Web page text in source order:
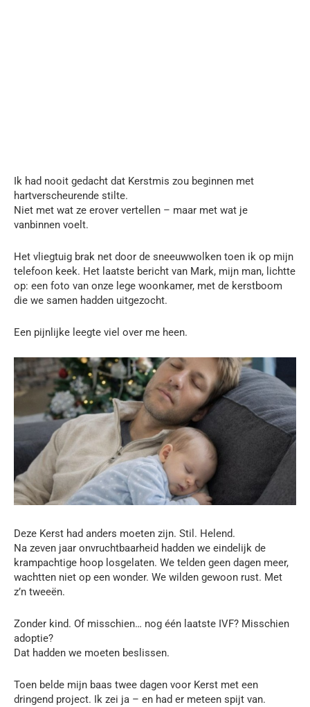
Ik had nooit gedacht dat Kerstmis zou beginnen met
hartverscheurende stilte.
Niet met wat ze erover vertellen – maar met wat je
vanbinnen voelt.
Het vliegtuig brak net door de sneeuwwolken toen ik op mijn
telefoon keek. Het laatste bericht van Mark, mijn man, lichtte
op: een foto van onze lege woonkamer, met de kerstboom
die we samen hadden uitgezocht.
Een pijnlijke leegte viel over me heen.
Deze Kerst had anders moeten zijn. Stil. Helend.
Na zeven jaar onvruchtbaarheid hadden we eindelijk de
krampachtige hoop losgelaten. We telden geen dagen meer,
wachtten niet op een wonder. We wilden gewoon rust. Met
z’n tweeën.
Zonder kind. Of misschien… nog één laatste IVF? Misschien
adoptie?
Dat hadden we moeten beslissen.
Toen belde mijn baas twee dagen voor Kerst met een
dringend project. Ik zei ja – en had er meteen spijt van.